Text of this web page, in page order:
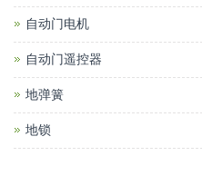
自动门电机
自动门遥控器
地弹簧
地锁